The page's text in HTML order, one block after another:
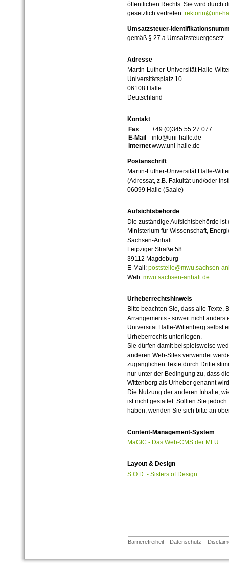
öffentlichen Rechts. Sie wird durch
gesetzlich vertreten: rektorin@uni-
Umsatzsteuer-
gemäß § 27 a Umsatzsteuergesetz
Adresse
Martin-Luther-Universität Halle-
Universitätsplatz 10
06108 Halle
Deutschland
Kontakt
Fax
+49 (0)345 55 27 077
E-Mail
info@uni-halle.de
Internetwww.uni-halle.de
Postanschrift
Martin-Luther-Universität Halle-
(Adressat, z.B. Fakultät und/oder
06099 Halle (Saale)
Aufsichtsbehörde
Die zuständige Aufsichtsbehörde ist
Ministerium für Wissenschaft,
Sachsen-Anhalt
Leipziger Straße 58
39112 Magdeburg
E-Mail: poststelle@mwu.sachsen-
Web: mwu.sachsen-anhalt.de
Urheberrechtshinweis
Bitte beachten Sie, dass alle Texte,
Arrangements - soweit nicht anders
Universität Halle-Wittenberg selbst
Urheberrechts unterliegen.
Sie dürfen damit beispielsweise
anderen Web-Sites verwendet
zugänglichen Texte durch Dritte
nur unter der Bedingung zu, dass
Wittenberg als Urheber genannt
Die Nutzung der anderen Inhalte,
ist nicht gestattet. Sollten Sie
haben, wenden Sie sich bitte an
Content-Management-System
MaGIC - Das Web-CMS der MLU
Layout & Design
S.O.D. - Sisters of Design
Barrierefreiheit Datenschutz